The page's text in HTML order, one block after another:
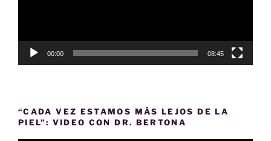
00:00 08:45
“CADA VEZ ESTAMOS MÁS LEJOS DE LA
PIEL”: VIDEO CON DR. BERTONA